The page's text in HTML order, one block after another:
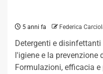
5 anni fa Federica
Detergenti e
l'igiene e la
Formulazioni, efficacia